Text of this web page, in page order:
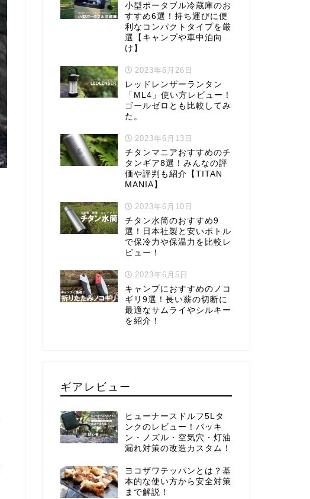
小型ポータブル冷蔵庫のお
すすめ6選！持ち運びに便
利なコンパクトタイプを厳
選【キャンプや車中泊向
け】
2023年6月26日
レッドレンザーランタン
「ML4」使い方レビュー！
ゴールゼロとも比較してみ
た。
2023年6月13日
チタンマニアおすすめのチ
タンギア8選！みんなの評
価や評判も紹介【TITAN
MANIA】
2023年6月10日
チタン水筒のおすすめ9
選！日本社製と安いボトル
で保冷力や保温力を比較レ
ビュー！
2023年6月5日
キャンプにおすすめのノコ
ギリ9選！長い薪の切断に
最適なサムライやシルキー
を紹介！
ギアレビュー
ヒューナースドルフ5Lタ
ンクのレビュー！パッキ
ン・ノズル・空気穴・灯油
漏れ対策の改造カスタム！
ヨコザワテッパンとは？基
本的な使い方から安全対策
まで解説！